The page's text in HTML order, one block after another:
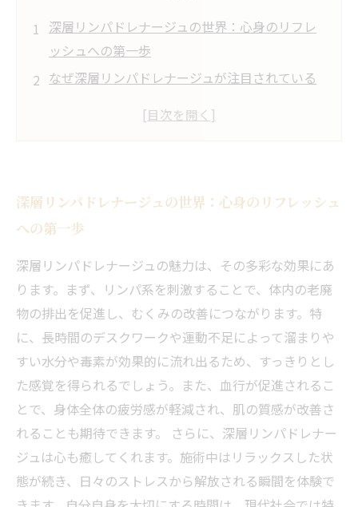
深層リンパドレナージュの世界：心身のリフレ
ッシュへの第一歩
なぜ深層リンパドレナージュが注目されている
むくみ解消の秘訣：深層リンパドレナージュの
ナージュの多彩な魅力
現代のストレス社会における深層リンパドレナ
自分を大切にする時間：深層リンパドレナージ
ュがもたらす心地よさ
深層リンパドレナージュの世界：心身のリフレッシュ
への第一歩
深層リンパドレナージュの魅力は、その多彩な効果にあ
ります。まず、リンパ系を刺激することで、体内の老廃
物の排出を促進し、むくみの改善につながります。特
に、長時間のデスクワークや運動不足によって溜まりや
すい水分や毒素が効果的に流れ出るため、すっきりとし
た感覚を得られるでしょう。また、血行が促進されるこ
とで、身体全体の疲労感が軽減され、肌の質感が改善さ
れることも期待できます。 さらに、深層リンパドレナー
ジュは心も癒してくれます。施術中はリラックスした状
態が続き、日々のストレスから解放される瞬間を体験で